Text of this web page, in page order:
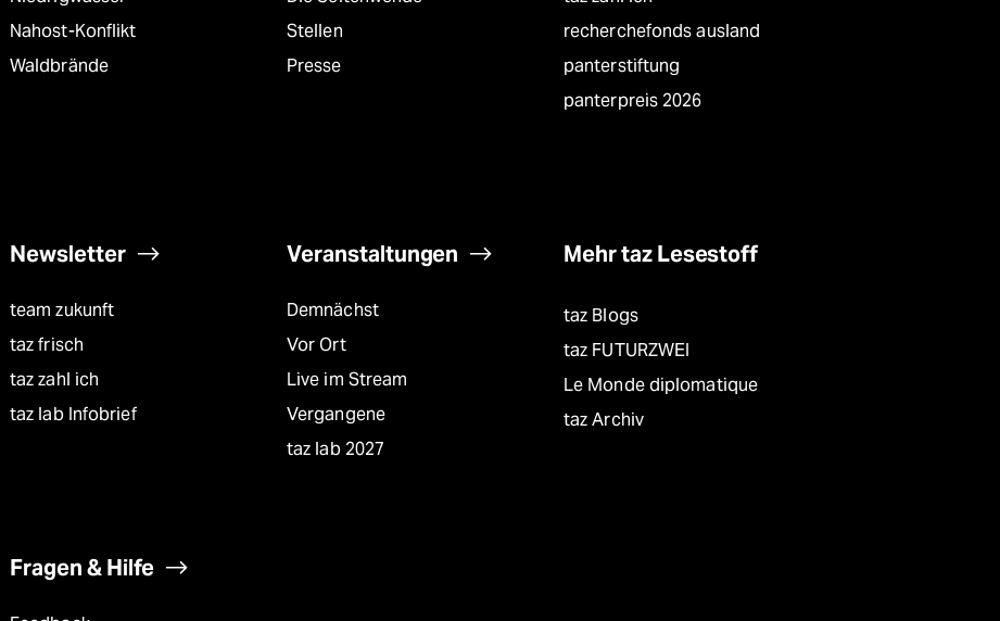
Nahost-Konflikt
Waldbrände
Stellen
Presse
recherchefonds ausland
panterstiftung
panterpreis 2026
Newsletter
team zukunft
taz frisch
taz zahl ich
taz lab Infobrief
Veranstaltungen
Demnächst
Vor Ort
Live im Stream
Vergangene
taz lab 2027
Mehr taz Lesestoff
taz Blogs
taz FUTURZWEI
Le Monde diplomatique
taz Archiv
Fragen & Hilfe